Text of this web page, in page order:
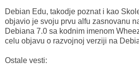
Debian Edu, takodje poznat i kao
objavio je svoju prvu alfu zasnovanu
Debiana 7.0 sa kodnim imenom
celu objavu o razvojnoj verziji na
Ostale vesti: